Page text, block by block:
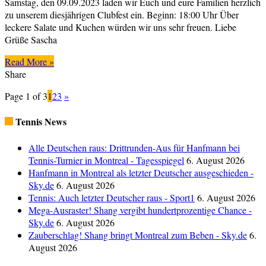
Clubfest
zu unserem diesjährigen Clubfest ein. Beginn: 18:00 Uhr Über
leckere Salate und Kuchen würden wir uns sehr freuen. Liebe
Grüße Sascha
Read More »
Share
Page 1 of 3123 »
Tennis News
Alle Deutschen raus: Drittrunden-Aus für Hanfmann bei
Tennis-Turnier in Montreal - Tagesspiegel 6. August 2026
Hanfmann in Montreal als letzter Deutscher ausgeschieden -
Sky.de6. August 2026
Tennis: Auch letzter Deutscher raus - Sport1 6. August 2026
Mega-Ausraster! Shang vergibt hundertprozentige Chance -
Sky.de6. August 2026
Zauberschlag! Shang bringt Montreal zum Beben - Sky.de6.
August 2026